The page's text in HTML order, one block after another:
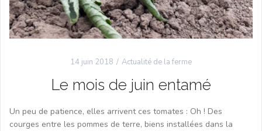
14 juin 2018 Actualité de la ferme
Le mois de juin entamé
Un peu de patience, elles arrivent ces tomates : Oh ! Des
courges entre les pommes de terre, biens installées dans la